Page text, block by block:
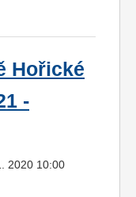
Hořické
-
2020 10:00